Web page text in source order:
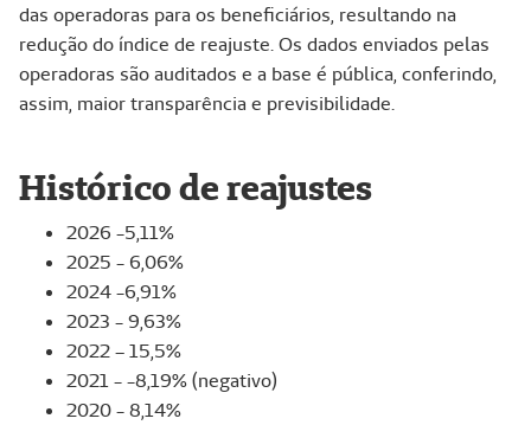
das operadoras para os beneficiários, resultando na
redução do índice de reajuste. Os dados enviados pelas
operadoras são auditados e a base é pública, conferindo,
assim, maior transparência e previsibilidade.
Histórico de reajustes
2026 -5,11%
2025 - 6,06%
2024 -6,91%
2023 - 9,63%
2022 – 15,5%
2021 - -8,19% (negativo)
2020 - 8,14%